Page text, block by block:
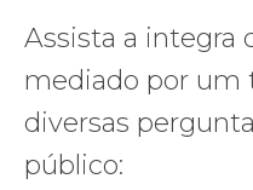
Assista a integra
mediado por um
diversas
público: